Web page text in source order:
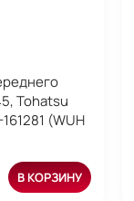
Tohatsu
(WUH
В КОРЗИНУ